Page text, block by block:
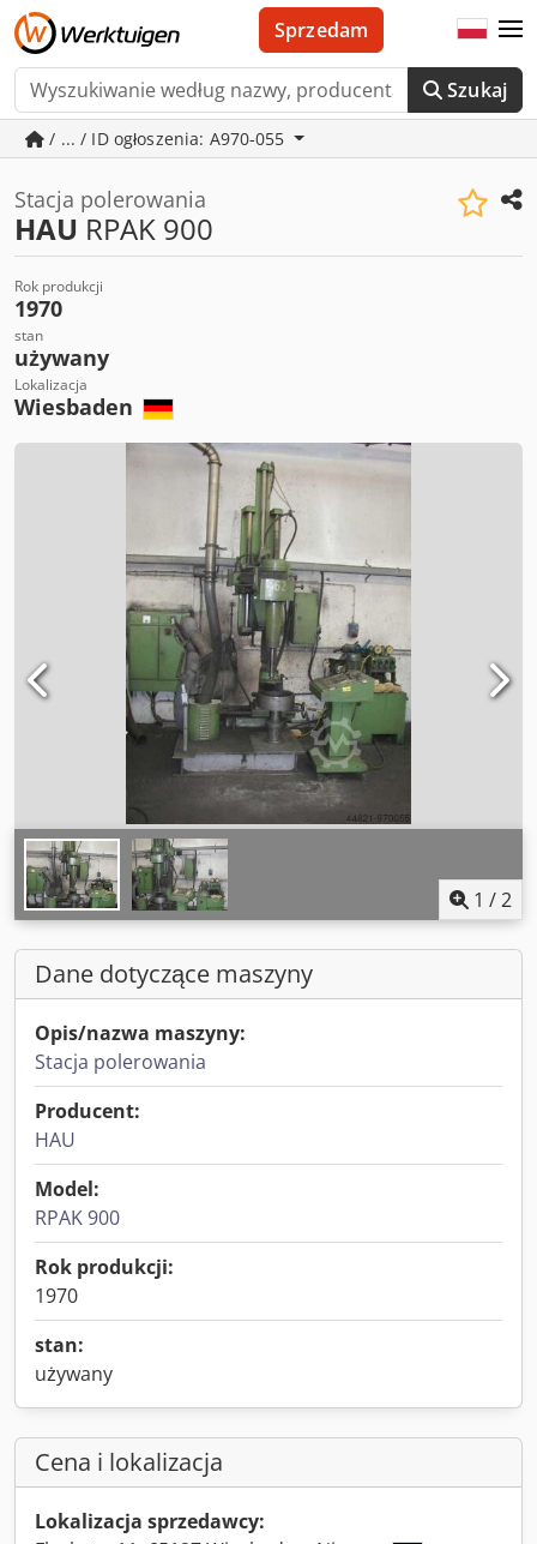
Szukaj
Sprzedam
/ ... / ID ogłoszenia: A970-055
Stacja polerowania
HAU RPAK 900
Rok produkcji
1970
stan
używany
Lokalizacja
Wiesbaden
1 /2
Dane dotyczące maszyny
Opis/nazwa maszyny:
Stacja polerowania
Producent:
HAU
Model:
RPAK 900
Rok produkcji:
1970
stan:
używany
Cena i lokalizacja
Lokalizacja sprzedawcy: